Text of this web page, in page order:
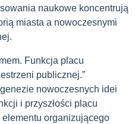
naukowe koncentrują
miasta a nowoczesnymi
Funkcja placu
publicznej.”
nowoczesnych idei
i przyszłości placu
organizującego